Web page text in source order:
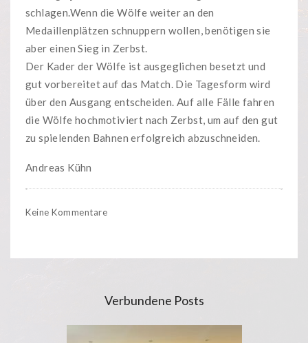
schlagen.Wenn die Wölfe weiter an den
Medaillenplätzen schnuppern wollen, benötigen sie
aber einen Sieg in Zerbst.
Der Kader der Wölfe ist ausgeglichen besetzt und
gut vorbereitet auf das Match. Die Tagesform wird
über den Ausgang entscheiden. Auf alle Fälle fahren
die Wölfe hochmotiviert nach Zerbst, um auf den gut
zu spielenden Bahnen erfolgreich abzuschneiden.
Andreas Kühn
Keine Kommentare
Verbundene Posts